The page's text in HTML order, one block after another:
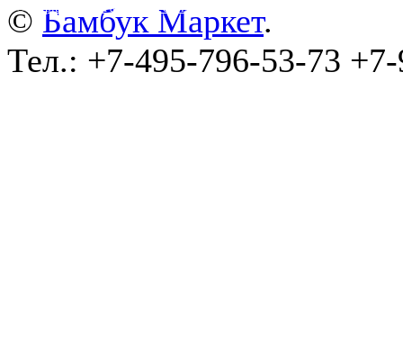
© wa-plugins.ru - Разработка сайта
© Бамбук Маркет.
Тел.: +7-495-796-53-73